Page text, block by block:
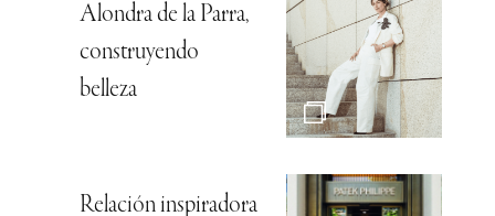
Alondra de la Parra,
construyendo
belleza
Relación inspiradora